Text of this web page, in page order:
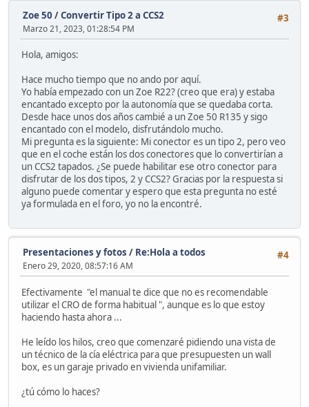
#3
Zoe 50 /Convertir Tipo 2 a CCS2
Marzo 21, 2023, 01:28:54 PM
Hola, amigos:
Hace mucho tiempo que no ando por aquí.
Yo había empezado con un Zoe R22? (creo que era) y estaba
encantado excepto por la autonomía que se quedaba corta.
Desde hace unos dos años cambié a un Zoe 50 R135 y sigo
encantado con el modelo, disfrutándolo mucho.
Mi pregunta es la siguiente: Mi conector es un tipo 2, pero veo
que en el coche están los dos conectores que lo convertirían a
un CCS2 tapados. ¿Se puede habilitar ese otro conector para
disfrutar de los dos tipos, 2 y CCS2? Gracias por la respuesta si
alguno puede comentar y espero que esta pregunta no esté
ya formulada en el foro, yo no la encontré.
#4
Presentaciones y fotos / Re:Hola a todos
Enero 29, 2020, 08:57:16 AM
Efectivamente "el manual te dice que no es recomendable
utilizar el CRO de forma habitual ", aunque es lo que estoy
haciendo hasta ahora ...
He leído los hilos, creo que comenzaré pidiendo una vista de
un técnico de la cía eléctrica para que presupuesten un wall
box, es un garaje privado en vivienda unifamiliar.
¿tú cómo lo haces?